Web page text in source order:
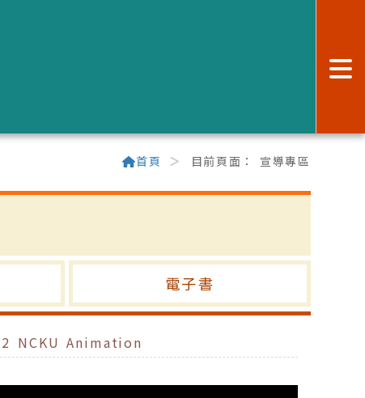
首頁 目前頁面： 宣導專區
電子書
NCKU Animation